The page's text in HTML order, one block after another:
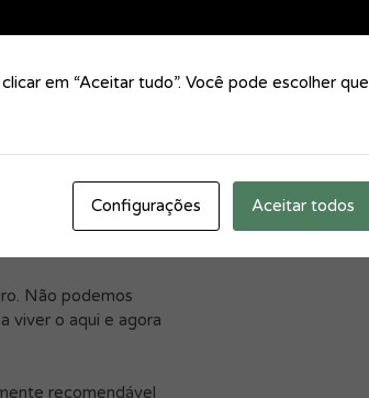
através da qual
realizações,
de vários fatores,
nos ocupar com o
então, eles seriam
de ontem que só
Não podemos
viver o aqui e agora
recomendável
em “Aceitar tudo”. Você pode escolher que
Configurações Aceitar todos